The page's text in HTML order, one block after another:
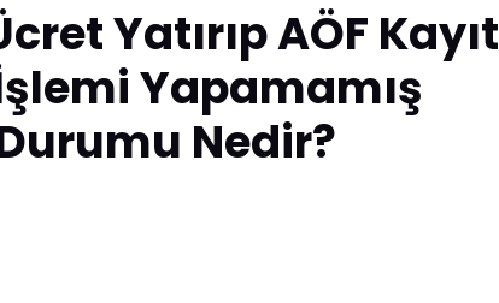
Yatırıp AÖF Kayıt
Yapamamış
Nedir?